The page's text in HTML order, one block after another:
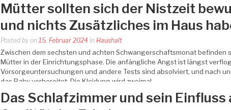
Mütter sollten sich der Nistzeit
und nichts Zusätzliches im Haus
Posted by on 15. Februar 2024 in Haushalt
Zwischen dem sechsten und achten Schwangerschaftsmonat befinden
Mütter in der Einrichtungsphase. Die anfängliche Angst ist längst
Vorsorgeuntersuchungen und andere Tests sind absolviert, und nach
das Baby vorbereitet. Die Kleidung wird zweimal…
Das Schlafzimmer und sein Einfluss